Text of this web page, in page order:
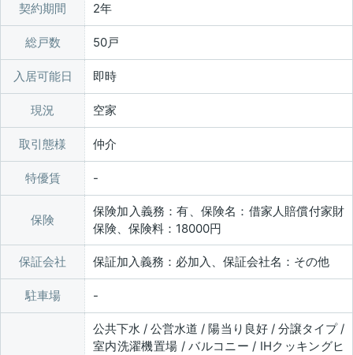
契約期間 2年
総戸数 50戸
入居可能日 即時
現況 空家
取引態様 仲介
特優賃
保険
保険加入義務：有、保険名：借家人賠償付家財
保険、保険料：18000円
保証会社 保証加入義務：必加入、保証会社名：その他
駐車場
公共下水 / 公営水道 / 陽当り良好 / 分譲タイプ /
室内洗濯機置場 / バルコニー / IHクッキングヒ